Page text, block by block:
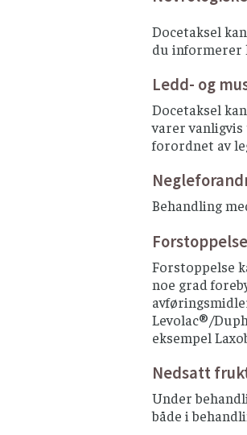
Docetaksel
du informerer
Ledd- og
Docetaksel
varer
forordnet av
Behandling
Forstoppelse
Forstoppelse
noe grad
Levolac®/
eksempel
Nedsatt
Under
både i